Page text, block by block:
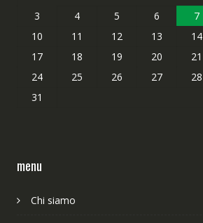
3
4 5 6 7
10
11 12 13 14
17
18 19 20 21
24
25 26 27 28
31
menu
Chi siamo